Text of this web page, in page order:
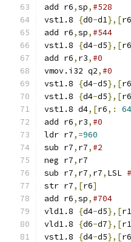
add r6,sp, #528
vst1.8
{d0-d1},[r6
add r6,sp, #544
vst1.8
{d4-d5},[r6
add r6, r3, #0
vmov.i32 q2, #0
vst1.8
{d4-d5},[r6
vst1.8
{d4-d5},[r6
vst1.8 d4,[r6,: 64
add r6, r3, #0
ldr r7,=960
sub r7, r7, #2
neg r7, r7
sub r7, r7, r7, LSL
str r7,[r6]
add r6,sp, #704
vld1.8
{d4-d5},[r1
vld1.8
{d6-d7},[r1
vst1.8
{d4-d5},[r6